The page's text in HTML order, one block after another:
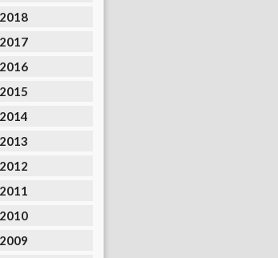
2018
2017
2016
2015
2014
2013
2012
2011
2010
2009